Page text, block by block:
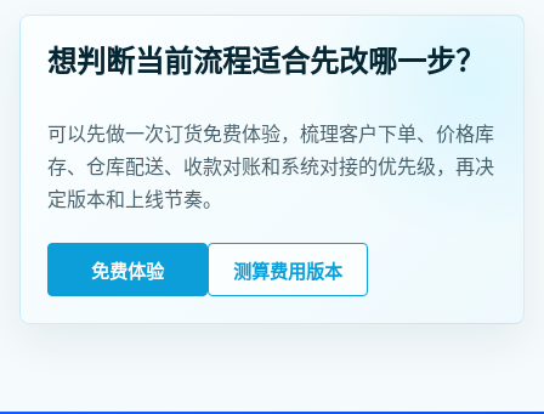
想判断当前流程适合先改哪一步？
可以先做一次订货免费体验，梳理客户下单、价格库
存、仓库配送、收款对账和系统对接的优先级，再决
定版本和上线节奏。
免费体验 测算费用版本